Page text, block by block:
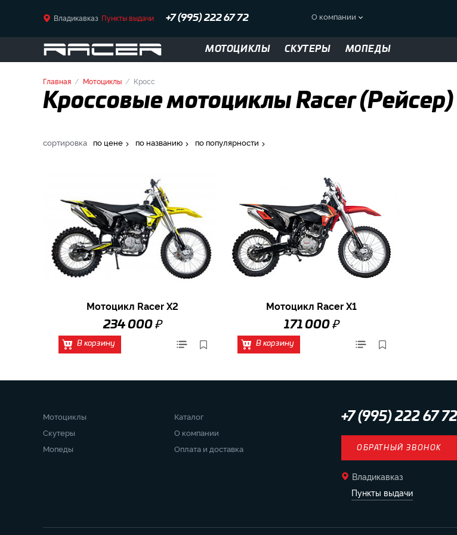
Владикавказ Пункты выдачи +7 (995) 222 67 72 О компании
МОТОЦИКЛЫ СКУТЕРЫ МОПЕДЫ
Главная Мотоциклы Кросс
Кроссовые мотоциклы Racer (Рейсер)
сортировка по цене по названию по популярности
Мотоцикл Racer X2
234 000 ₽
В корзину
Мотоцикл Racer X1
171 000 ₽
В корзину
Мотоциклы
Скутеры
Мопеды
Каталог
О компании
Оплата и доставка
+7 (995) 222 67 72
ОБРАТНЫЙ ЗВОНОК
Владикавказ
Пункты выдачи